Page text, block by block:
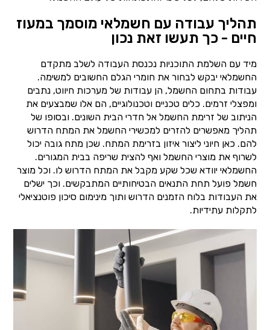
תהליך עבודה עם חשמלאי מוסמך במעוז
חיים - כך תעשו זאת נכון
מיד עם השלמת התוכניות נכנסת העבודה לשלב מתקדם
החשמלאי יבקש לבחור את חומרי הגלם החשובים למשימה.
עבודות בתחום החשמל, הן עבודות של מערכות חיווט, נתבים
ומפצלי זרמים. כלים טכניים וטכנולוגיים, הם אלו שמבצעים את
הניתוב של זרימת החשמל אל חדרי הבית השונים. ובסופו של
תהליך מאפשרים להזרים למכשירי החשמל את המתח הדרוש
להם. כאן חיוני ליצור איזון בזרימת המתח. שכן מתח גובה יכול
לשרוף את מוצרי החשמל ואף להצית שריפה בבית המגורים.
החשמלאי יוודא שכל שקע מקבל את המתח הדרוש לו. וכל מוצר
חשמל פועל תחת התנאים הבטיחותיים המתבקשים. וכך ישלים
את העבודות בלוח הזמנים הדרוש ותוך מינימום סיכון פוטנציאלי
לתקלות עתידיות.